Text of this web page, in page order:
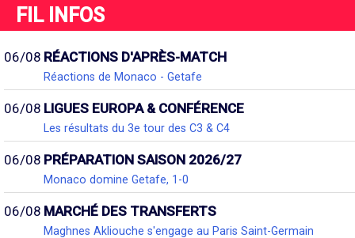
FIL INFOS
06/08 RÉACTIONS D'APRÈS-MATCH
Réactions de Monaco - Getafe
06/08 LIGUES EUROPA & CONFÉRENCE
Les résultats du 3e tour des C3 & C4
06/08 PRÉPARATION SAISON 2026/27
Monaco domine Getafe, 1-0
06/08 MARCHÉ DES TRANSFERTS
Maghnes Akliouche s'engage au Paris Saint-Germain